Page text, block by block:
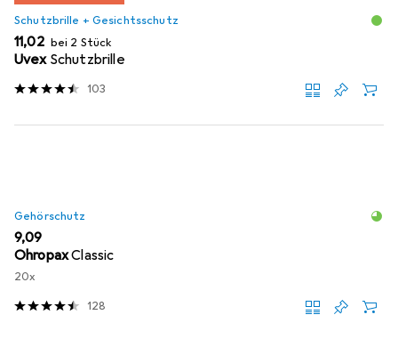
Schutzbrille + Gesichtsschutz
EUR
11,02 bei 2 Stück
Uvex Schutzbrille
103
Gehörschutz
EUR
9,09
OhropaxClassic
20x
128